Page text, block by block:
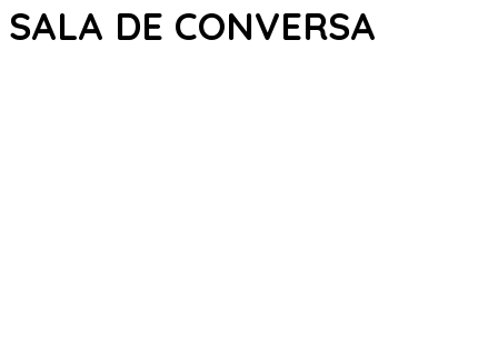
SALA DE CONVERSA